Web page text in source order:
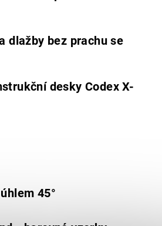
dlažby bez prachu se
desky Codex X-
45°